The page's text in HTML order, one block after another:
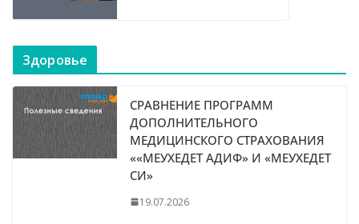
Здоровье
СРАВНЕНИЕ ПРОГРАММ
ДОПОЛНИТЕЛЬНОГО
МЕДИЦИНСКОГО СТРАХОВАНИЯ
««МЕУХЕДЕТ АДИФ» И «МЕУХЕДЕТ
СИ»
19.07.2026